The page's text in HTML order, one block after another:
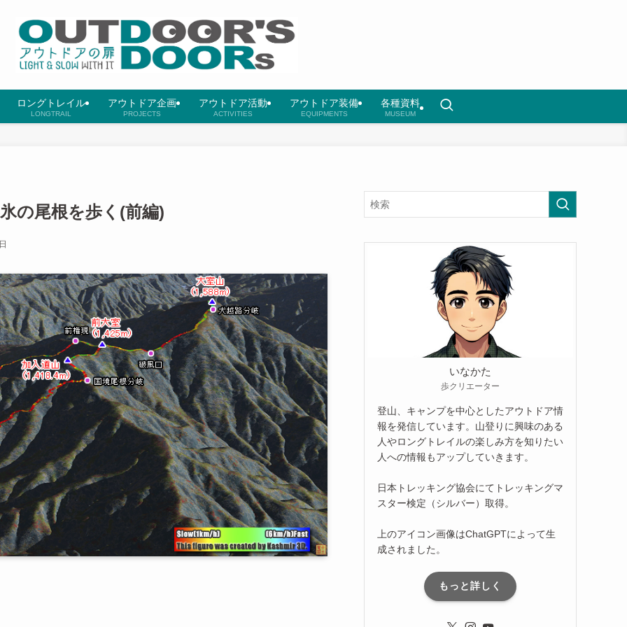
ロングトレイル
LONGTRAIL
アウトドア企画
PROJECTS
アウトドア活動
ACTIVITIES
アウトドア装備
EQUIPMENTS
各種資料
MUSEUM
の尾根を歩く(前編)
いなかた
歩クリエーター
登山、キャンプを中心としたアウトドア情
報を発信しています。山登りに興味のある
人やロングトレイルの楽しみ方を知りたい
人への情報もアップしていきます。
日本トレッキング協会にてトレッキングマ
スター検定（シルバー）取得。
上のアイコン画像はChatGPTによって生
成されました。
もっと詳しく